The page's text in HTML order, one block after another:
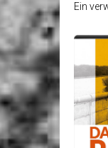
Ein